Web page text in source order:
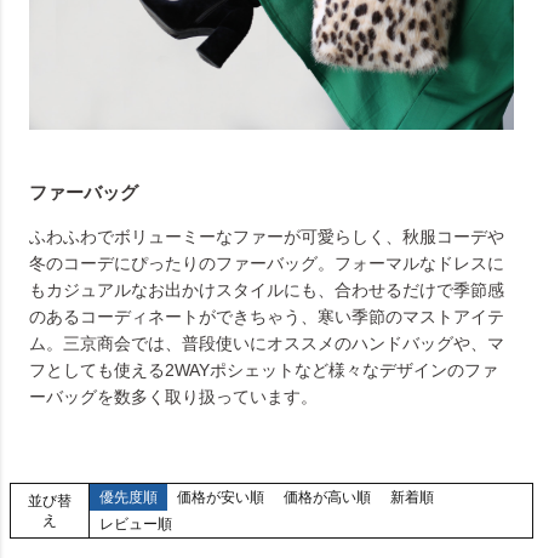
ファーバッグ
ふわふわでボリューミーなファーが可愛らしく、秋服コーデや
冬のコーデにぴったりのファーバッグ。フォーマルなドレスに
もカジュアルなお出かけスタイルにも、合わせるだけで季節感
のあるコーディネートができちゃう、寒い季節のマストアイテ
ム。三京商会では、普段使いにオススメのハンドバッグや、マ
フとしても使える2WAYポシェットなど様々なデザインのファ
ーバッグを数多く取り扱っています。
並び替
え
優先度順 価格が安い順 価格が高い順
新着順
レビュー順